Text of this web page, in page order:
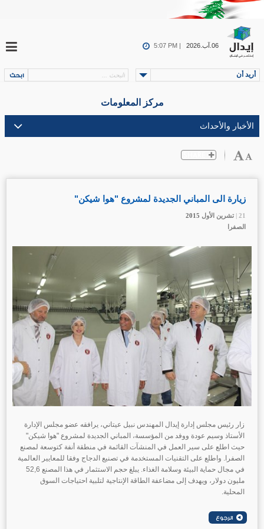
06.آب.2026 5:07 PM |
أريد أن
مركز المعلومات
21 | تشرين الأول
زيارة الى المباني الجديدة لمشروع "هوا شيكن"
21 | تشرين الأول
الصفرا
21 | تشرين الأول
زار رئيس مجلس إدارة إيدال المهندس نبيل عيتاني، يرافقه عضو مجلس الإدارة
الأستاذ وسيم عودة ووفد من المؤسسة، المباني الجديدة لمشروع "هوا شيكن"
حيث اطلع على سير العمل في المنشآت القائمة في منطقة أنفة كتوسعة لمصنع
الصفرا. واطلع على التقنيات المستخدمة في تصنيع الدجاج وفقا للمعايير العالمية
في مجال حماية البيئة وسلامة الغذاء. يبلغ حجم الاستثمار في هذا المصنع 52,6
مليون دولار، ويهدف إلى مضاعفة الطاقة الإنتاجية لتلبية احتياجات السوق
المحلية.